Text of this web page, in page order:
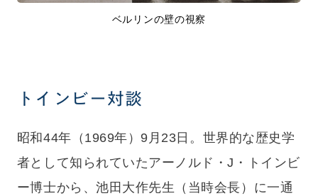
ベルリンの壁の視察
トインビー対談
昭和44年（1969年）9月23日。世界的な歴史学
者として知られていたアーノルド・J・トインビ
ー博士から、池田大作先生（当時会長）に一通